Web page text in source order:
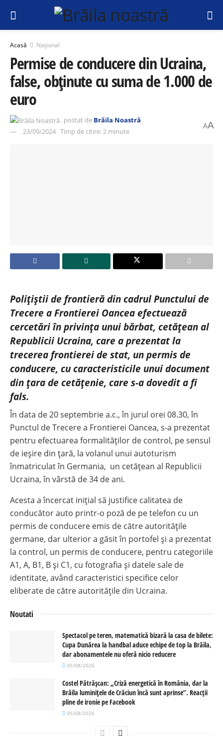
Acasă Național
Permise de conducere din Ucraina,
false, obținute cu suma de 1.000 de
euro
postat de Brăila Noastră
23/09/2024 Timp de citire: 2 minute
AA
Poliţiştii de frontieră din cadrul Punctului de
Trecere a Frontierei Oancea efectuează
cercetări în privinţa unui bărbat, cetățean al
Republicii Ucraina, care a prezentat la
trecerea frontierei de stat, un permis de
conducere, cu caracteristicile unui document
din țara de cetățenie, care s-a dovedit a fi
fals.
În data de 20 septembrie a.c., în jurul orei 08.30, în
Punctul de Trecere a Frontierei Oancea, s-a prezentat
pentru efectuarea formalităților de control, pe sensul
de ieșire din țară, la volanul unui autoturism
înmatriculat în Germania, un cetățean al Republicii
Ucraina, în vârstă de 34 de ani.
Acesta a încercat inițial să justifice calitatea de
conducător auto printr-o poză de pe telefon cu un
permis de conducere emis de către autoritățile
germane, dar ulterior a găsit în portofel și a prezentat
la control, un permis de conducere, pentru categoriile
A1, A, B1, B și C1, cu fotografia și datele sale de
identitate, având caracteristici specifice celor
eliberate de către autoritățile din Ucraina.
Noutati
Spectacol pe teren, matematică bizară la casa de bilete:
Cupa Dunărea la handbal aduce echipe de top la Brăila,
dar abonamentele nu oferă nicio reducere
05/08/2026
Costel Pătrășcan: „Criză energetică în România, dar la
Brăila luminițele de Crăciun încă sunt aprinse”. Reacții
pline de ironie pe Facebook
05/08/2026